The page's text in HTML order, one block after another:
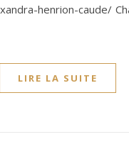
henrion-caude/
LIRE LA SUITE